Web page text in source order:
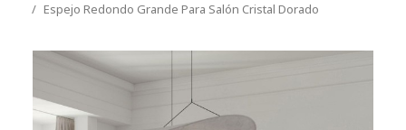
Espejo Redondo Grande Para Salón Cristal Dorado